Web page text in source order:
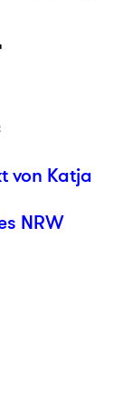
von Katja
NRW